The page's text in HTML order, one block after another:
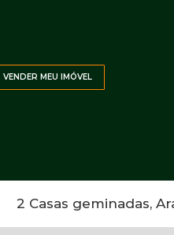
VENDER MEU IMÓVEL
2 Casas geminadas,